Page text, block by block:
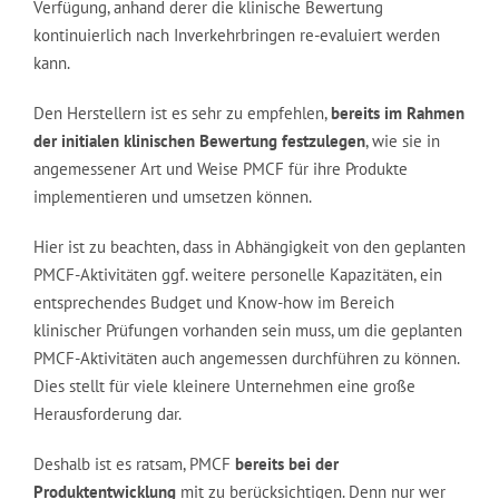
Verfügung, anhand derer die klinische Bewertung
kontinuierlich nach Inverkehrbringen re-evaluiert werden
kann.
Den Herstellern ist es sehr zu empfehlen,bereits im Rahmen
der initialen klinischen Bewertung festzulegen, wie sie in
angemessener Art und Weise PMCF für ihre Produkte
implementieren und umsetzen können.
Hier ist zu beachten, dass in Abhängigkeit von den geplanten
PMCF-Aktivitäten ggf. weitere personelle Kapazitäten, ein
entsprechendes Budget und Know-how im Bereich
klinischer Prüfungen vorhanden sein muss, um die geplanten
PMCF-Aktivitäten auch angemessen durchführen zu können.
Dies stellt für viele kleinere Unternehmen eine große
Herausforderung dar.
Deshalb ist es ratsam, PMCF bereits bei der
Produktentwicklung mit zu berücksichtigen. Denn nur wer